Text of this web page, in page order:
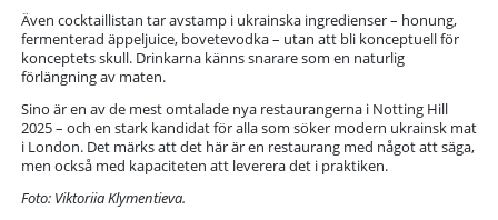
Även cocktaillistan tar avstamp i ukrainska ingredienser – honung,
fermenterad äppeljuice, bovetevodka – utan att bli konceptuell för
konceptets skull. Drinkarna känns snarare som en naturlig
förlängning av maten.
Sino är en av de mest omtalade nya restaurangerna i Notting Hill
2025 – och en stark kandidat för alla som söker modern ukrainsk mat
i London. Det märks att det här är en restaurang med något att säga,
men också med kapaciteten att leverera det i praktiken.
Foto: Viktoriia Klymentieva.